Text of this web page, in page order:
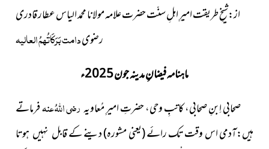
از:شیخِ طریقت امیرِ اہلِ سنّت حضرت علامہ مولانا محمد الیاس عطار قادری
رضویدامت بَرَکَاتُہمُ العالیہ
ماہنامہ فیضانِ مدینہ جون 2025ء
صحابی اِبنِ صحابی، کاتبِ وحی، حضرتِ امیرِ مُعاویہرضی اللہُ عنہفرماتے
ہیں:آدمی اس وقت تک رائے (یعنی مشورہ) دینے کےقابل نہیں ہوتا